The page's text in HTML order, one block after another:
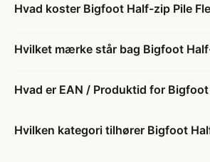
Hvad koster Bigfoot Half-zip Pile
Hvilket mærke står bag Bigfoot
Hvad er EAN / Produktid for
Hvilken kategori tilhører Bigfoot